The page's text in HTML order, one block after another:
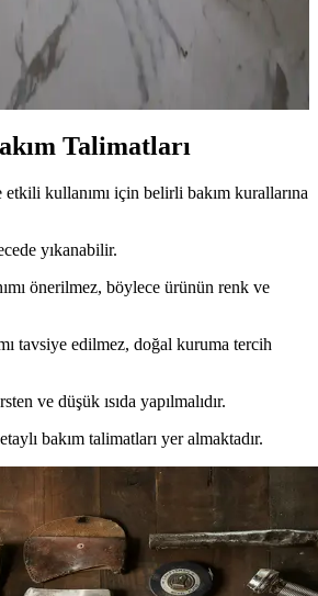
estetik ve fonksiyonel avantajlarıyla
içerir. Siyah ve beyaz paspasların
ve kullanım alışkanlıkları detaylıca
Talimatları
kullanımı için belirli bakım kurallarına
yıkanabilir.
önerilmez, böylece ürünün renk ve
tavsiye edilmez, doğal kuruma tercih
ve düşük ısıda yapılmalıdır.
bakım talimatları yer almaktadır.